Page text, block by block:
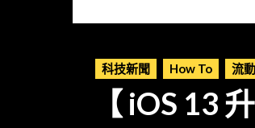
科技新聞 How To 流
【 iOS 13